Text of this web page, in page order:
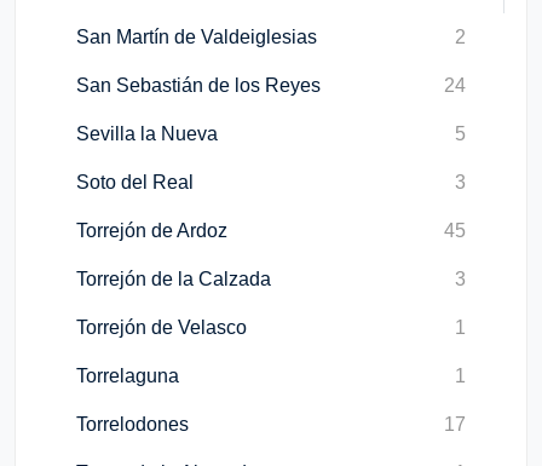
San Martín de Valdeiglesias 2
San Sebastián de los Reyes 24
Sevilla la Nueva 5
Soto del Real 3
Torrejón de Ardoz 45
Torrejón de la Calzada 3
Torrejón de Velasco 1
Torrelaguna 1
Torrelodones 17